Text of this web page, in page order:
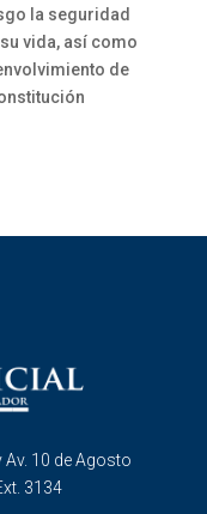
la seguridad
vida, así como
de
10 de Agosto
3134